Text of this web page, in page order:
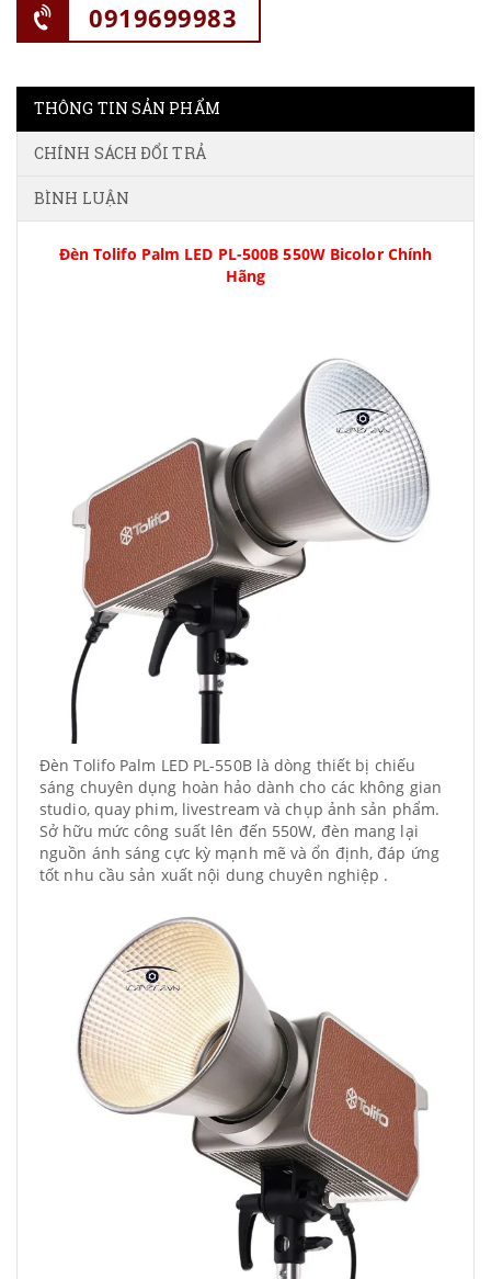
0919699983
THÔNG TIN SẢN PHẨM
CHÍNH SÁCH ĐỔI TRẢ
BÌNH LUẬN
Đèn Tolifo Palm LED PL-500B 550W Bicolor Chính
Hãng
Đèn Tolifo Palm LED PL-550B là dòng thiết bị chiếu
sáng chuyên dụng hoàn hảo dành cho các không gian
studio, quay phim, livestream và chụp ảnh sản phẩm.
Sở hữu mức công suất lên đến 550W, đèn mang lại
nguồn ánh sáng cực kỳ mạnh mẽ và ổn định, đáp ứng
tốt nhu cầu sản xuất nội dung chuyên nghiệp .